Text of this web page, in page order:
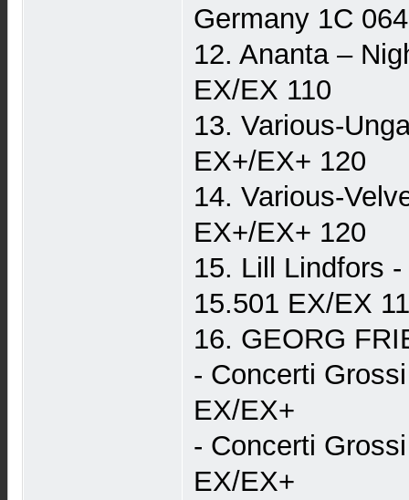
Germany 1C
12. Ananta –
EX/EX 110
13. Various-
EX+/EX+ 120
14. Various-
EX+/EX+ 120
15. Lill Lindfors
15.501 EX/EX
16. GEORG
- Concerti
EX/EX+
- Concerti
EX/EX+